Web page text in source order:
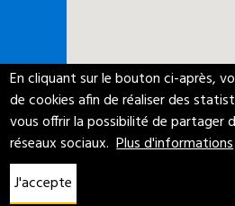
ACCESSIBILITÉ NUMÉRIQUE
ACCÈS MESSAGERIE
CGU
PLAN DU SITE
En cliquant sur le bouton ci-après,
de cookies afin de réaliser des
vous offrir la possibilité de partager
réseaux sociaux. Plus d'informations
J'accepte